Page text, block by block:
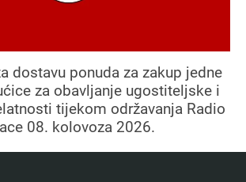
dostavu ponuda za zakup jedne
za obavljanje ugostiteljske i
tijekom održavanja Radio
08. kolovoza 2026.